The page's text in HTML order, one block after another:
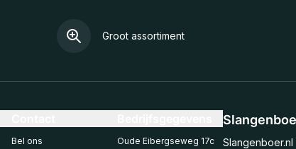
Groot assortiment
Bel ons
Oude Eibergseweg 17c